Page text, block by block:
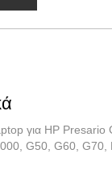
για HP
G50, G60,